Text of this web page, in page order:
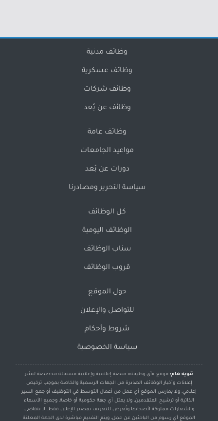
وظائف مدنية
وظائف عسكرية
وظائف شركات
وظائف عن بُعد
وظائف عامة
مواعيد الجامعات
دورات عن بُعد
سياسة التحرير ومصادرنا
كل الوظائف
الوظائف اليومية
سناب الوظائف
قروب الوظائف
حول الموقع
للتواصل والإعلان
شروط وأحكام
سياسة الخصوصية
تنويه هام: موقع «أي وظيفة» منصة إعلامية وإعلانية مستقلة مخصصة لنشر
إعلانات وأخبار الوظائف الصادرة من الجهات الرسمية والخاصة بموجب ترخيص
إعلامي، ولا يمارس الموقع أي عمل من أعمال التوسط في التوظيف أو جمع السير
الذاتية أو ترشيح المتقدمين، ولا يمثل أي جهة حكومية أو خاصة، وجميع الأسماء
والشعارات مملوكة لأصحابها وتُعرض للتعريف بمصدر الإعلان فقط. لا يتقاضى
الموقع أي رسوم من الباحثين عن عمل، ويتم التقديم مباشرة لدى الجهة المعلنة